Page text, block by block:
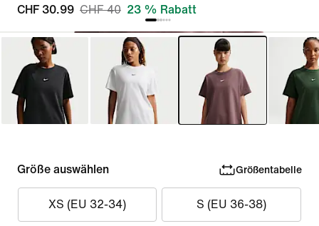
CHF 30.99 CHF 40 23 % Rabatt
Größe auswählen Größentabelle
XS (EU 32-34) S (EU 36-38)